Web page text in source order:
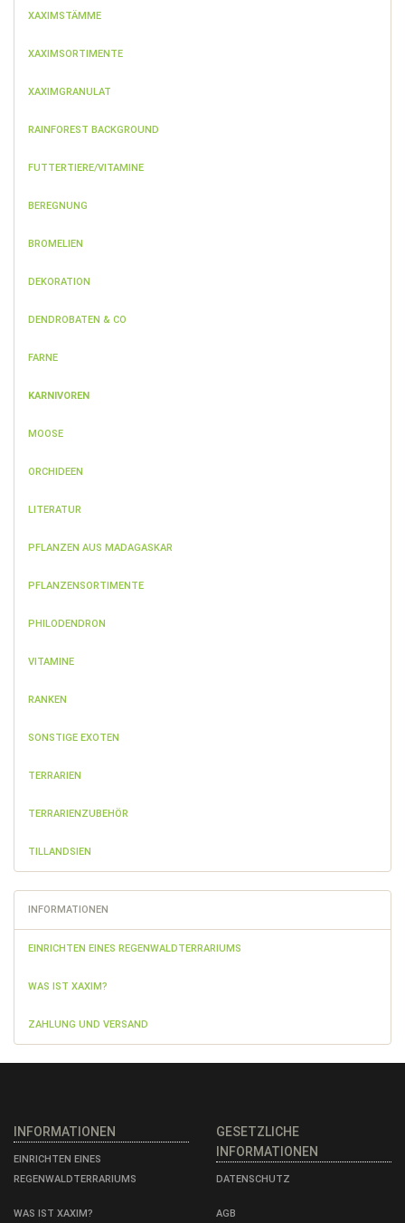
XAXIMSTÄMME
XAXIMSORTIMENTE
XAXIMGRANULAT
RAINFOREST BACKGROUND
FUTTERTIERE/VITAMINE
BEREGNUNG
BROMELIEN
DEKORATION
DENDROBATEN & CO
FARNE
KARNIVOREN
MOOSE
ORCHIDEEN
LITERATUR
PFLANZEN AUS MADAGASKAR
PFLANZENSORTIMENTE
PHILODENDRON
VITAMINE
RANKEN
SONSTIGE EXOTEN
TERRARIEN
TERRARIENZUBEHÖR
TILLANDSIEN
INFORMATIONEN
EINRICHTEN EINES REGENWALDTERRARIUMS
WAS IST XAXIM?
ZAHLUNG UND VERSAND
INFORMATIONEN
EINRICHTEN EINES
REGENWALDTERRARIUMS
WAS IST XAXIM?
GESETZLICHE
INFORMATIONEN
DATENSCHUTZ
AGB